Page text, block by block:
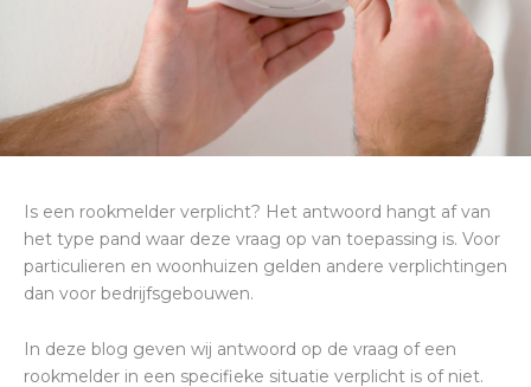
Is een rookmelder verplicht? Het antwoord hangt af van
het type pand waar deze vraag op van toepassing is. Voor
particulieren en woonhuizen gelden andere verplichtingen
dan voor bedrijfsgebouwen.
In deze blog geven wij antwoord op de vraag of een
rookmelder in een specifieke situatie verplicht is of niet.